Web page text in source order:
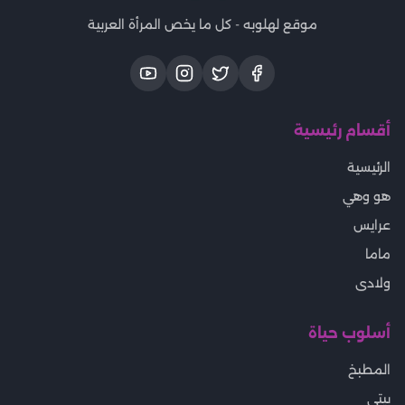
موقع لهلوبه - كل ما يخص المرأة العربية
أقسام رئيسية
الرئيسية
هو وهي
عرايس
ماما
ولادى
أسلوب حياة
المطبخ
بيتى